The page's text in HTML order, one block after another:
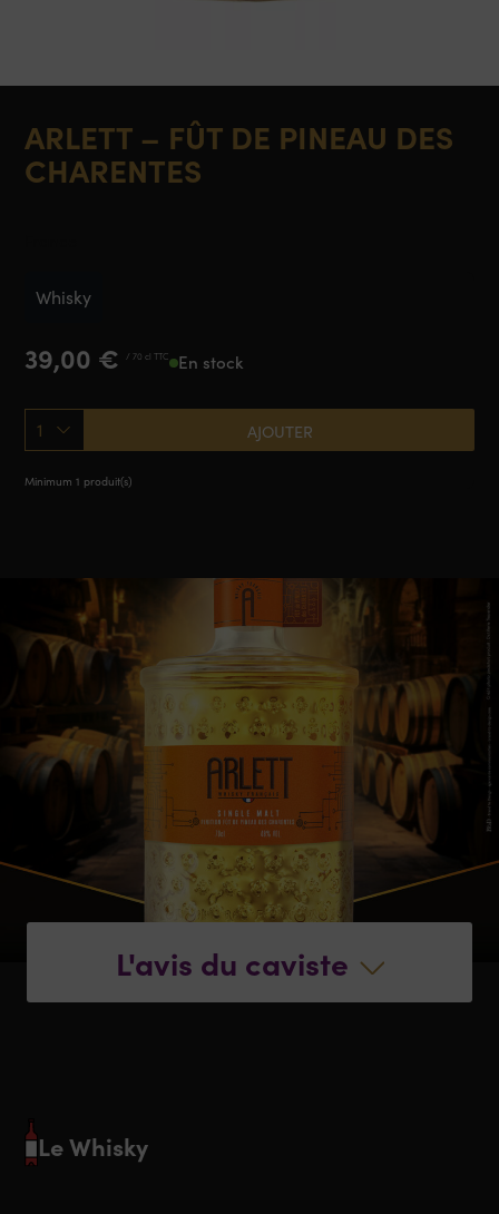
ARLETT – FÛT DE PINEAU DES
CHARENTES
39,00 € / 70 cl TTC En stock
1 AJOUTER
Minimum 1 produit(s)
Whisky
L'avis du caviste
Le Whisky